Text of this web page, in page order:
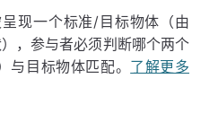
现一个标准/目标物体（由
，参与者必须判断哪个两个
与目标物体匹配。 了解更多